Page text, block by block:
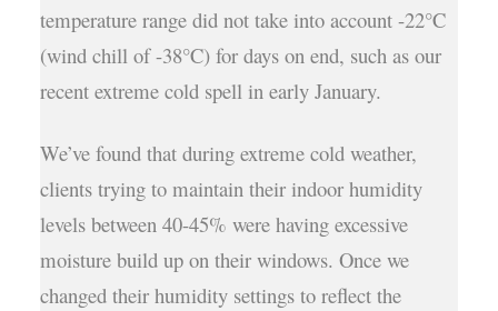
temperature range did not take into account -22°C
(wind chill of -38°C) for days on end, such as our
recent extreme cold spell in early January.
We’ve found that during extreme cold weather,
clients trying to maintain their indoor humidity
levels between 40-45% were having excessive
moisture build up on their windows. Once we
changed their humidity settings to reflect the